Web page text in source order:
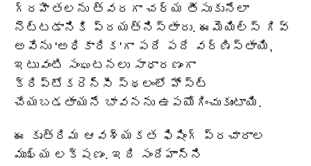
గ్రహీతలను త్వరగా చర్య తీసుకునేలా
నెట్టడానికి ప్రయత్నిస్తారు. ఈమెయిల్స్ గివ్
అవేను 'అధికారిక'గా పదే పదే వర్ణిస్తాయి,
ఇటువంటి సంఘటనలు సాధారణంగా
క్రిప్టోకరెన్సీ స్థలంలో హోస్ట్
చేయబడతాయనే భావనను ఉపయోగించుకుంటాయి.
ఈ కృత్రిమ ఆవశ్యకత ఫిషింగ్ ప్రచారాల
ముఖ్య లక్షణం. ఇది సందేహాన్ని